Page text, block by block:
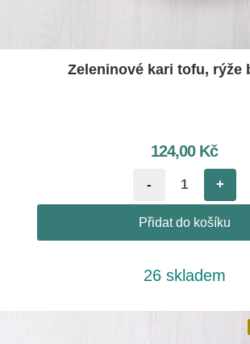
Zeleninové kari tofu, rýže
124,00 Kč
- +
Přidat do košíku
26 skladem